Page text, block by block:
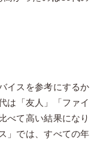
イスを参考にするか
は「友人」「ファイ
べて高い結果になり
」では、すべての年